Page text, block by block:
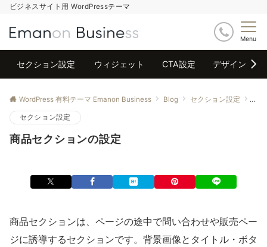
ビジネスサイト用 WordPressテーマ
Menu
セクション設定 ウィジェット CTA設定 デザイン
WordPress 有料テーマ Emanon Business Blog セクション設定 商
セクション設定
商品セクションの設定
商品セクションは、ページの途中で問い合わせや販売ペー
ジに誘導するセクションです。背景画像とタイトル・ボタ